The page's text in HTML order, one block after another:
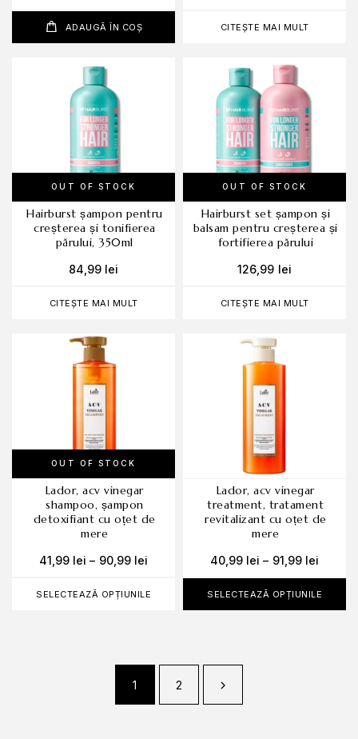
ADAUGĂ ÎN COȘ CITEȘTE MAI MULT
OUT OF STOCK
CITEȘTE MAI MULT
hairburst șampon pentru
creșterea și tonifierea
părului, 350ml
84,99 lei
OUT OF STOCK
CITEȘTE MAI MULT
hairburst set șampon și
balsam pentru creșterea și
fortifierea părului
126,99 lei
OUT OF STOCK
SELECTEAZĂ OPȚIUNILE
lador, acv vinegar
shampoo, șampon
detoxifiant cu oțet de
mere
41,99 lei – 90,99 lei
SELECTEAZĂ OPȚIUNILE
lador, acv vinegar
treatment, tratament
revitalizant cu oțet de
mere
40,99 lei – 91,99 lei
1 2